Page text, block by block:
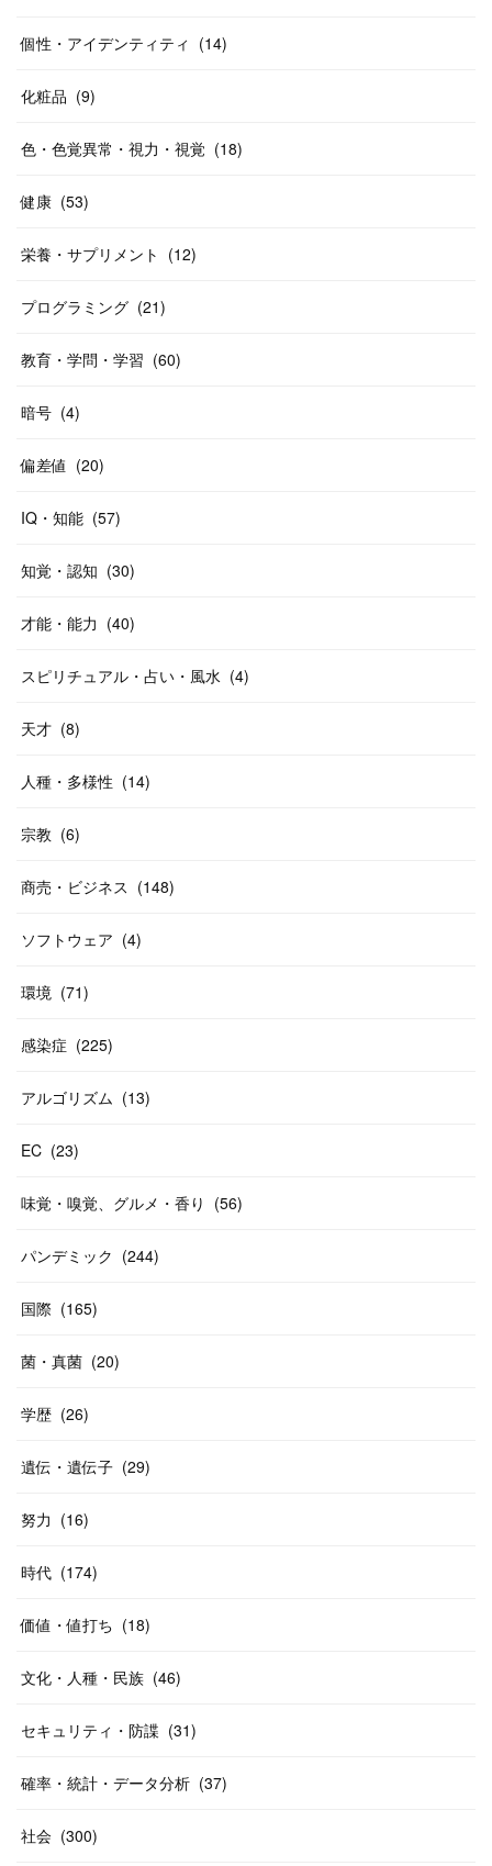
個性・アイデンティティ (14)
化粧品 (9)
色・色覚異常・視力・視覚 (18)
健康 (53)
栄養・サプリメント (12)
プログラミング (21)
教育・学問・学習 (60)
暗号 (4)
偏差値 (20)
IQ・知能 (57)
知覚・認知 (30)
才能・能力 (40)
スピリチュアル・占い・風水 (4)
天才 (8)
人種・多様性 (14)
宗教 (6)
商売・ビジネス (148)
ソフトウェア (4)
環境 (71)
感染症 (225)
アルゴリズム (13)
EC (23)
味覚・嗅覚、グルメ・香り (56)
パンデミック (244)
国際 (165)
菌・真菌 (20)
学歴 (26)
遺伝・遺伝子 (29)
努力 (16)
時代 (174)
価値・値打ち (18)
文化・人種・民族 (46)
セキュリティ・防諜 (31)
確率・統計・データ分析 (37)
社会 (300)